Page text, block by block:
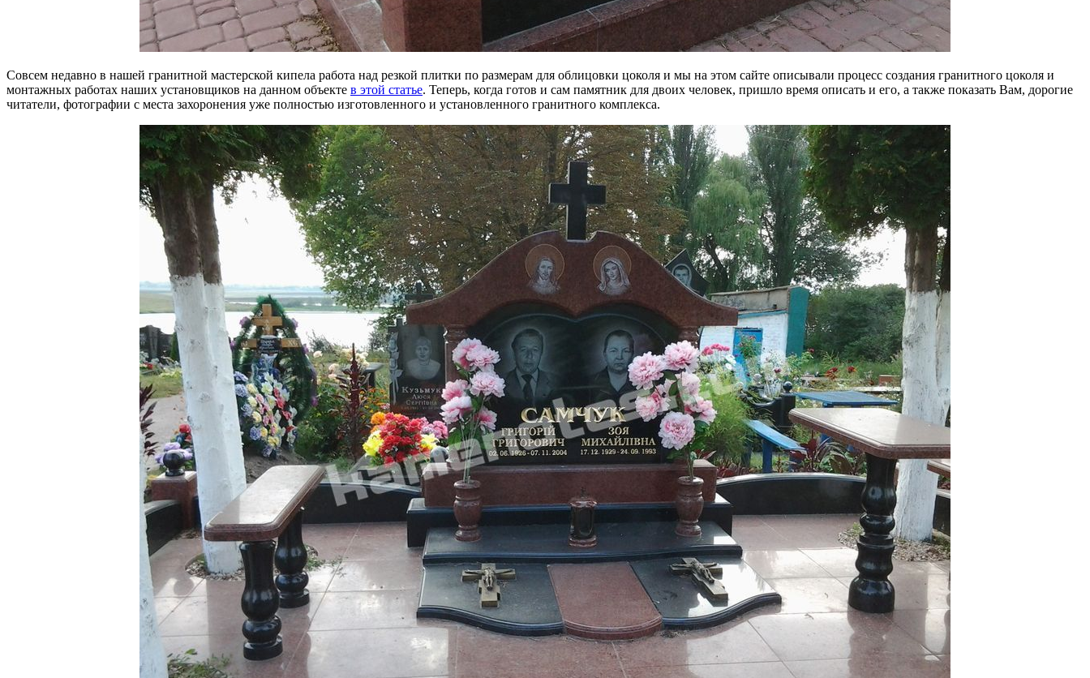
Совсем недавно в нашей гранитной мастерской кипела работа над резкой плитки по размерам для облицовки цоколя и мы на этом сайте описывали процесс создания гранитного цоколя и
монтажных работах наших установщиков на данном объекте в этой статье. Теперь, когда готов и сам памятник для двоих человек, пришло время описать и его, а также показать Вам, дорогие
читатели, фотографии с места захоронения уже полностью изготовленного и установленного гранитного комплекса.